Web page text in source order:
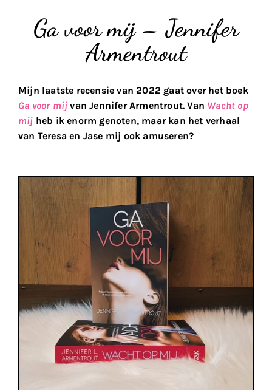
Ga voor mij – Jennifer
Armentrout
Mijn laatste recensie van 2022 gaat over het boek
Ga voor mij van Jennifer Armentrout. Van Wacht op
mij heb ik enorm genoten, maar kan het verhaal
van Teresa en Jase mij ook amuseren?